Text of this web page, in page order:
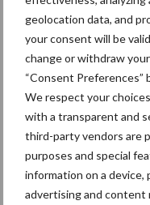
geolocation data, and
your consent will be
change or withdraw
“Consent
We respect your
with a transparent and
third-party vendors are
purposes and special
information on a device,
advertising and content
van de 400 opgeplakt.
Tekst: Martin de Vries
Beeld: Martin de Vries en
Je hebt zojuist een
Loonwerkergelezen!